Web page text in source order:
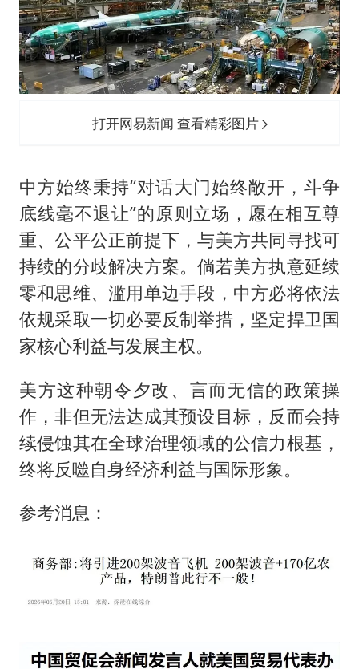
打开网易新闻 查看精彩图片
中方始终秉持“对话大门始终敞开，斗争
底线毫不退让”的原则立场，愿在相互尊
重、公平公正前提下，与美方共同寻找可
持续的分歧解决方案。倘若美方执意延续
零和思维、滥用单边手段，中方必将依法
依规采取一切必要反制举措，坚定捍卫国
家核心利益与发展主权。
美方这种朝令夕改、言而无信的政策操
作，非但无法达成其预设目标，反而会持
续侵蚀其在全球治理领域的公信力根基，
终将反噬自身经济利益与国际形象。
参考消息：